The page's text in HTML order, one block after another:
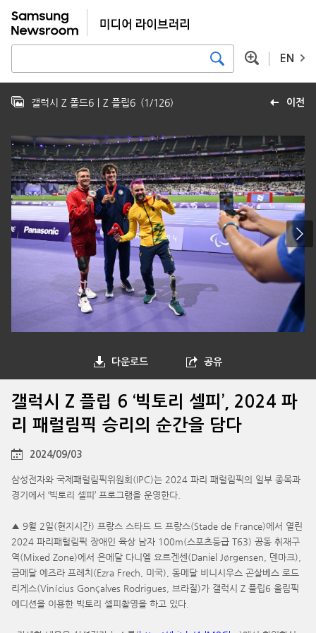
EN
이전
갤럭시 Z 폴드6｜Z 플립6 (1/126)
다운로드 공유
갤럭시 Z 플립 6 ‘빅토리 셀피’, 2024 파
리 패럴림픽 승리의 순간을 담다
2024/09/03
삼성전자와 국제패럴림픽위원회(IPC)는 2024 파리 패럴림픽의 일부 종목과
경기에서 ‘빅토리 셀피’ 프로그램을 운영한다.
▲ 9월 2일(현지시간) 프랑스 스타드 드 프랑스(Stade de France)에서 열린
2024 파리패럴림픽 장애인 육상 남자 100m(스포츠등급 T63) 공동 취재구
역(Mixed Zone)에서 은메달 다니엘 요르겐센(Daniel Jørgensen, 덴마크),
금메달 에즈라 프레치(Ezra Frech, 미국), 동메달 비니시우스 곤살베스 로드
리게스(Vinícius Gonçalves Rodrigues, 브라질)가 갤럭시 Z 플립6 올림픽
에디션을 이용한 빅토리 셀피촬영을 하고 있다.